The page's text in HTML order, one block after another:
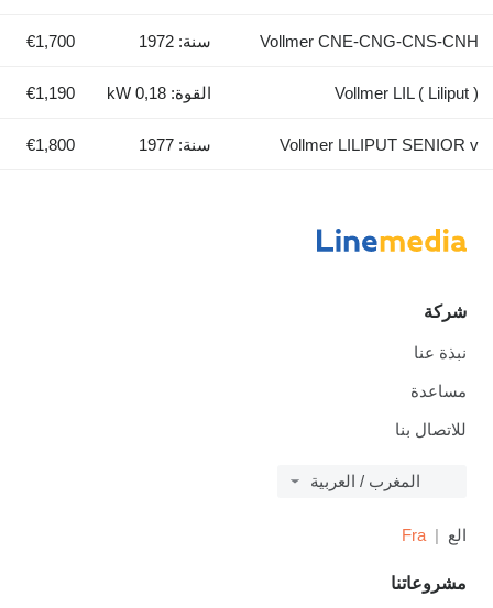
Vollmer CNE-CNG-CNS-CNH سنة: 1972 €1,700
Vollmer LIL ( Liliput ) القوة: 0,18 kW €1,190
Vollmer LILIPUT SENIOR v سنة: 1977 €1,800
شركة
نبذة عنا
مساعدة
للاتصال بنا
المغرب / العربية
الع Fra
مشروعاتنا